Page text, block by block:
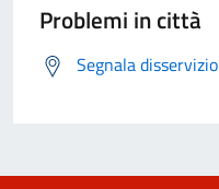
Problemi in città
Segnala disservizio